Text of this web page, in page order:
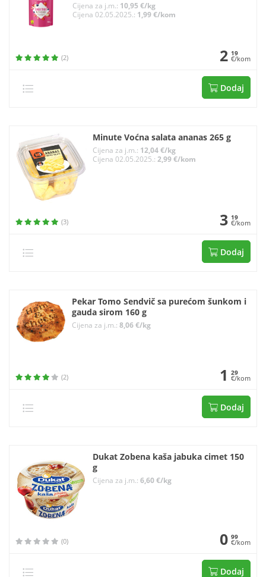
Cijena za j.m.: 10,95 €/kg
Cijena 02.05.2025.: 1,99 €/kom
(2) 2 19
€/kom
Dodaj
Minute Voćna salata ananas 265 g
Cijena za j.m.: 12,04 €/kg
Cijena 02.05.2025.: 2,99 €/kom
(3) 3 19
€/kom
Dodaj
Pekar Tomo Sendvič sa purećom šunkom i
gauda sirom 160 g
Cijena za j.m.:8,06 €/kg
(2) 1 29
€/kom
Dodaj
Dukat Zobena kaša jabuka cimet 150
g
Cijena za j.m.: 6,60 €/kg
(0) 0 99
€/kom
Dodaj